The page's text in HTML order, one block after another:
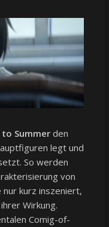
Summerden
legt und
So werden
von
nur kurz inszeniert,
Wirkung.
Comig-of-